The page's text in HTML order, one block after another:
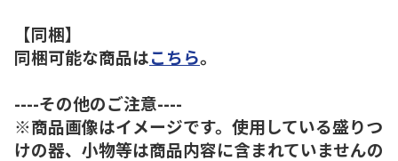
【同梱】
同梱可能な商品はこちら。
----その他のご注意----
※商品画像はイメージです。使用している盛りつ
けの器、小物等は商品内容に含まれていませんの